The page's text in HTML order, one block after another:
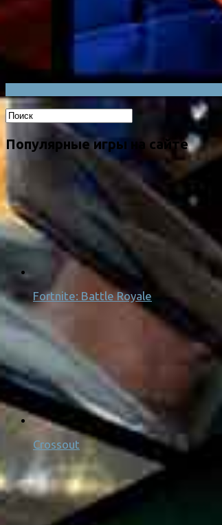
Популярные игры на сайте
Fortnite: Battle Royale
Crossout